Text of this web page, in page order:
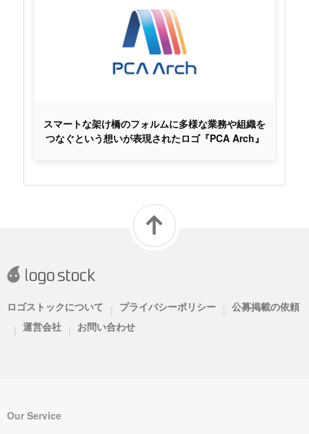
スマートな架け橋のフォルムに多様な業務や組織を
つなぐという想いが表現されたロゴ『PCA Arch』
ロゴストックについて | プライバシーポリシー | 公募掲載の依頼
| 運営会社 | お問い合わせ
Our Service